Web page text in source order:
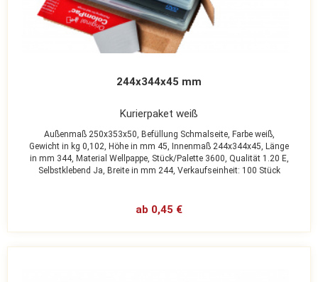
244x344x45 mm
Kurierpaket weiß
Außenmaß 250x353x50, Befüllung Schmalseite, Farbe weiß,
Gewicht in kg 0,102, Höhe in mm 45, Innenmaß 244x344x45, Länge
in mm 344, Material Wellpappe, Stück/Palette 3600, Qualität 1.20 E,
Selbstklebend Ja, Breite in mm 244, Verkaufseinheit: 100 Stück
ab 0,45 €